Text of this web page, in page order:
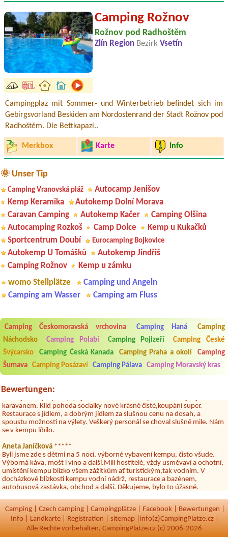
Camping Rožnov
Rožnov pod Radhoštěm
Zlín Region Bezirk Vsetín
Campingplaz mit Sommer- und Winterbetrieb befindet sich im
Gebirgsvorland Beskiden am Nordostenrand der Stadt Rožnov pod
Radhoštěm. Die Bettkapazi..
Merkbox Karte Info
🌞 Unser Tip
Camping Vranovská pláž
Autocamp Jenišov
Kemp Keramika
Autokemp Dolní Morava
Caravan Camping
Autokemp Kačer
Camping Olšina
Autocamping Rozkoš
Camp Dolce
Kemp u Kukačků
Sportcentrum Doubí
Eurocamping Bojkovice
Autokemp U Tomášků
Autokemp Jindřiš
Camping Rožnov
Kemp u zámku
womo Stellplätze
Camping und Angeln
Camping am Wasser
Camping am Fluss
Camping Českomoravská vrchovina Camping Haná
Camping
Náchodsko
Camping Polabí Camping Pojizeří
Camping České
Švýcarsko
Camping Česká Kanada Camping Praha a okolí
Camping
Šumava Camping Posázaví Camping Pálava Camping Moravský kras
Bewertungen:
Byli jsme zde v týdnu od 25.7. do 1.8. 2026. Kemp jako takový je pěkný.
V umývárně i na WC bylo vždy čisto, doplněný papír i utěrky, což při
množství návštěvníků není samozřejmost. V kempu je obchod a
restaurace, kebab a další občerstvení. Co nás ale velice zklamalo byl
celodenní hluk z repráků u stanů a absolutní bezohlednost ostatních
ubytovaných. Přes den jsem si připadala jak na pouti- z každého koutu
hrála jiná hudba.Kemp pěkný, ale takový rámus jsme ještě nezažili...
Jana*****
Chtěli jsme být týden,byli jsme dva. Na začátku prázdnin. Přijeli jsme
karavanem. Klid pohoda socialky nové krásné čisté,koupání super.
Restaurace s jídlem, a dobrým jídlem za slušnou cenu na dosah, a
spoustu možností na výlety. Veškerý personál se choval slušně mile. Nám
se v kempu líbilo.
Aneta Janíčková *****
Byli jsme zde s dětmi na 5 nocí, výborné vybavení kempu, čisto všude.
Výborná káva, mošt i víno a další.Milí hostitelé, vždy usměvaví a ochotní,
umístění kempu blízko všem zážitkům ať turistickým,tak vodním. V
docházkové blízkosti kempu vodní nádrž, restaurace a bazénem,
autobusová zastávka, obchod a další. Děkujeme, bylo to úžasné.
Kateřina+ Květoslav+ Jana+ Zdeněk*****
Byli jsme zde už podruhé, minulý rok 3 dny a letos celý týden. Krásný,
klidný kemp. Čisté, nově vybavené chatky, milý a ochotní majitelé, dobré
víno, možnost grilování nebo jen opečení špekačků😄. Velké množství
variant na výlety po okolí. Za nás super dovolená 🤩🤩
Camping Czech camping Campingplätze Facebook Bewertungen
Info
Landkarte Registration sitemap
info(z)CampingPlatze.cz |
Alle Rechte vorbehalten, CampingPlatze.cz (c) 2006-2026